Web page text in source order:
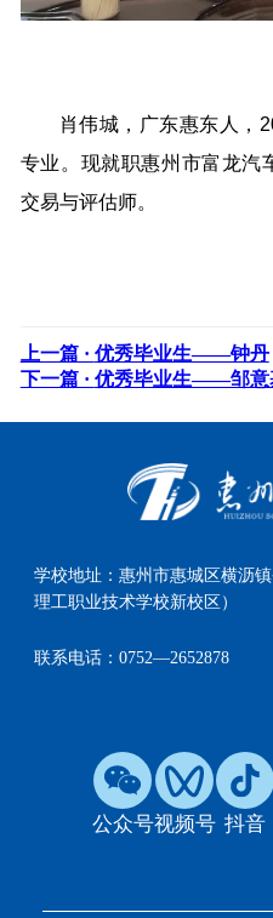
肖伟城，广东惠东人，
专业。现就职惠州市富龙汽
交易与评估师。
上一篇 · 优秀毕业生——钟丹
下一篇 · 优秀毕业生——邹意
学校地址：惠州市惠城区横沥
理工职业技术学校新校区）
联系电话：0752—2652878
公众号视频号 抖音